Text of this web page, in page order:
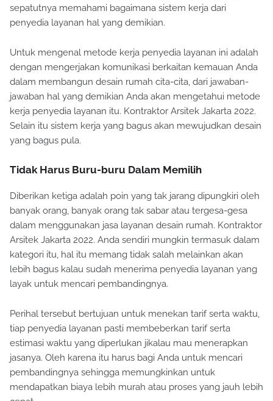
sepatutnya memahami bagaimana sistem kerja dari
penyedia layanan hal yang demikian.
Untuk mengenal metode kerja penyedia layanan ini adalah
dengan mengerjakan komunikasi berkaitan kemauan Anda
dalam membangun desain rumah cita-cita, dari jawaban-
jawaban hal yang demikian Anda akan mengetahui metode
kerja penyedia layanan itu. Kontraktor Arsitek Jakarta 2022.
Selain itu sistem kerja yang bagus akan mewujudkan desain
yang bagus pula.
Tidak Harus Buru-buru Dalam Memilih
Diberikan ketiga adalah poin yang tak jarang dipungkiri oleh
banyak orang, banyak orang tak sabar atau tergesa-gesa
dalam menggunakan jasa layanan desain rumah. Kontraktor
Arsitek Jakarta 2022. Anda sendiri mungkin termasuk dalam
kategori itu, hal itu memang tidak salah melainkan akan
lebih bagus kalau sudah menerima penyedia layanan yang
layak untuk mencari pembandingnya.
Perihal tersebut bertujuan untuk menekan tarif serta waktu,
tiap penyedia layanan pasti membeberkan tarif serta
estimasi waktu yang diperlukan jikalau mau menerapkan
jasanya. Oleh karena itu harus bagi Anda untuk mencari
pembandingnya sehingga memungkinkan untuk
mendapatkan biaya lebih murah atau proses yang jauh lebih